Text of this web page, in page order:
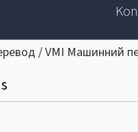
/ VMI Машинний